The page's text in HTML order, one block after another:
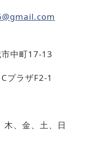
中町17-13
CプラザF2-1
木、金、土、日